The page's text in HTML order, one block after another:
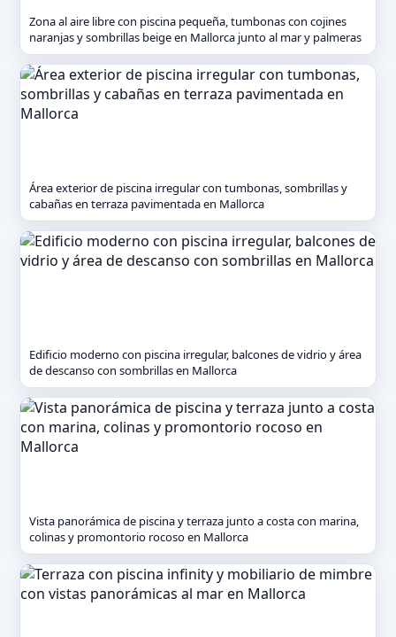
Zona al aire libre con piscina pequeña, tumbonas con cojines
naranjas y sombrillas beige en Mallorca junto al mar y palmeras
Área exterior de piscina irregular con tumbonas, sombrillas y
cabañas en terraza pavimentada en Mallorca
Edificio moderno con piscina irregular, balcones de vidrio y área
de descanso con sombrillas en Mallorca
Vista panorámica de piscina y terraza junto a costa con marina,
colinas y promontorio rocoso en Mallorca